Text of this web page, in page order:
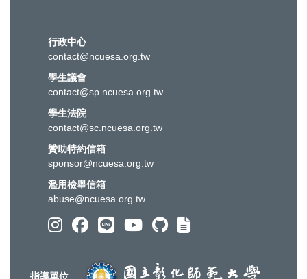
行政中心
contact@ncuesa.org.tw
學生議會
contact@sp.ncuesa.org.tw
學生法院
contact@sc.ncuesa.org.tw
贊助特約信箱
sponsor@ncuesa.org.tw
濫用檢舉信箱
abuse@ncuesa.org.tw
指導單位